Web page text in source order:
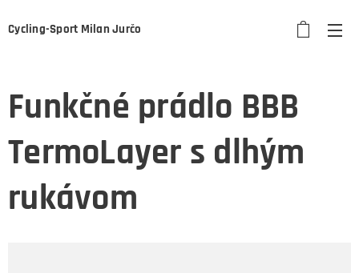
Cycling-Sport Milan Jurčo
Funkčné prádlo BBB
TermoLayer s dlhým
rukávom